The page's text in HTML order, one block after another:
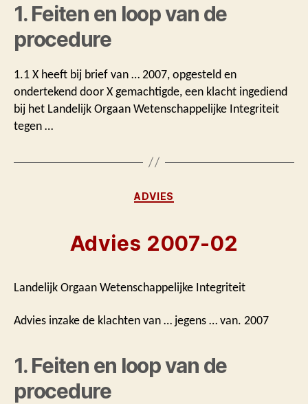
1. Feiten en loop van de
procedure
1.1 X heeft bij brief van … 2007, opgesteld en
ondertekend door X gemachtigde, een klacht ingediend
bij het Landelijk Orgaan Wetenschappelijke Integriteit
tegen …
Categorieën
ADVIES
Advies 2007-02
Landelijk Orgaan Wetenschappelijke Integriteit
Advies inzake de klachten van … jegens … van. 2007
1. Feiten en loop van de
procedure